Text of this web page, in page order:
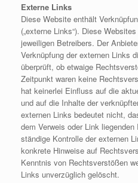
Externe Links
Diese Website enthält
(„externe Links“). Diese
jeweiligen Betreibers. Der
Verknüpfung der externen Links
überprüft, ob etwaige
Zeitpunkt waren keine
hat keinerlei Einfluss auf die
und auf die Inhalte der
externen Links bedeutet nicht,
dem Verweis oder Link
ständige Kontrolle der externen
konkrete Hinweise auf
Kenntnis von Rechtsverstößen
Links unverzüglich gelöscht.